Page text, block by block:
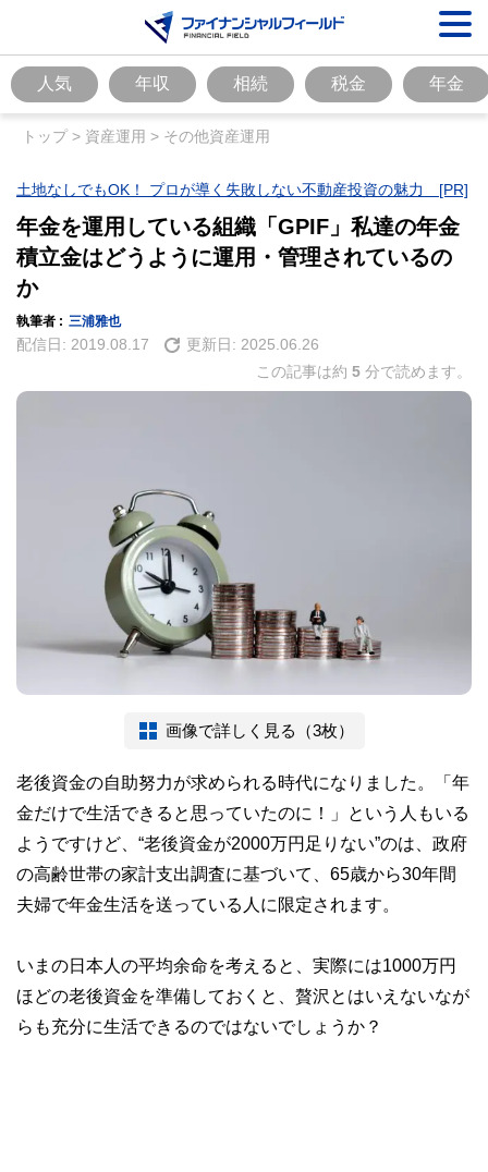
人気 年収 相続 税金 年金
トップ> 資産運用 > その他資産運用
土地なしでもOK！ プロが導く失敗しない不動産投資の魅力 [PR]
年金を運用している組織「GPIF」私達の年金
積立金はどうように運用・管理されているの
か
執筆者 : 三浦雅也
配信日: 2019.08.17 更新日: 2025.06.26
この記事は約 5 分で読めます。
画像で詳しく見る（3枚）
老後資金の自助努力が求められる時代になりました。「年
金だけで生活できると思っていたのに！」という人もいる
ようですけど、“老後資金が2000万円足りない”のは、政府
の高齢世帯の家計支出調査に基づいて、65歳から30年間
夫婦で年金生活を送っている人に限定されます。
いまの日本人の平均余命を考えると、実際には1000万円
ほどの老後資金を準備しておくと、贅沢とはいえないなが
らも充分に生活できるのではないでしょうか？